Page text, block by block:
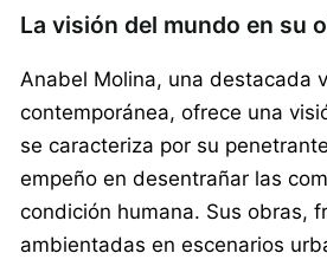
La visión del mundo en su
Anabel Molina, una destacada
contemporánea, ofrece una
se caracteriza por su
empeño en desentrañar las
condición humana. Sus obras,
ambientadas en escenarios